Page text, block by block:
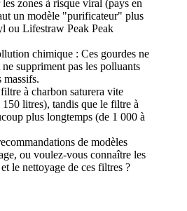
zones à risque viral (pays en
un modèle "purificateur" plus
ou Lifestraw Peak Peak
chimique : Ces gourdes ne
ne suppriment pas les polluants
massifs.
à charbon saturera vite
150 litres), tandis que le filtre à
plus longtemps (de 1 000 à
de modèles
ou voulez-vous connaître les
le nettoyage de ces filtres ?